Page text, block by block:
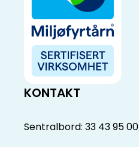
KONTAKT
Sentralbord: 33 43 95 00